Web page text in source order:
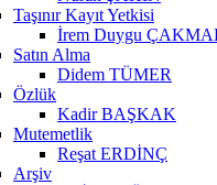
Taşınır Kayıt Yetkisi
İrem Duygu
Satın Alma
Didem TÜMER
Özlük
Kadir BAŞKAK
Mutemetlik
Reşat ERDİNÇ
Arşiv